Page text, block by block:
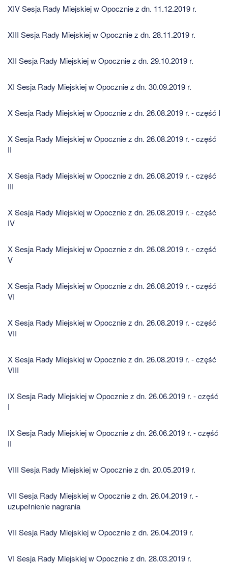
XIV Sesja Rady Miejskiej w Opocznie z dn. 11.12.2019 r.
XIII Sesja Rady Miejskiej w Opocznie z dn. 28.11.2019 r.
XII Sesja Rady Miejskiej w Opocznie z dn. 29.10.2019 r.
XI Sesja Rady Miejskiej w Opocznie z dn. 30.09.2019 r.
X Sesja Rady Miejskiej w Opocznie z dn. 26.08.2019 r. - część I
X Sesja Rady Miejskiej w Opocznie z dn. 26.08.2019 r. - część
II
X Sesja Rady Miejskiej w Opocznie z dn. 26.08.2019 r. - część
III
X Sesja Rady Miejskiej w Opocznie z dn. 26.08.2019 r. - część
IV
X Sesja Rady Miejskiej w Opocznie z dn. 26.08.2019 r. - część
V
X Sesja Rady Miejskiej w Opocznie z dn. 26.08.2019 r. - część
VI
X Sesja Rady Miejskiej w Opocznie z dn. 26.08.2019 r. - część
VII
X Sesja Rady Miejskiej w Opocznie z dn. 26.08.2019 r. - część
VIII
IX Sesja Rady Miejskiej w Opocznie z dn. 26.06.2019 r. - część
I
IX Sesja Rady Miejskiej w Opocznie z dn. 26.06.2019 r. - część
II
VIII Sesja Rady Miejskiej w Opocznie z dn. 20.05.2019 r.
VII Sesja Rady Miejskiej w Opocznie z dn. 26.04.2019 r. -
uzupełnienie nagrania
VII Sesja Rady Miejskiej w Opocznie z dn. 26.04.2019 r.
VI Sesja Rady Miejskiej w Opocznie z dn. 28.03.2019 r.